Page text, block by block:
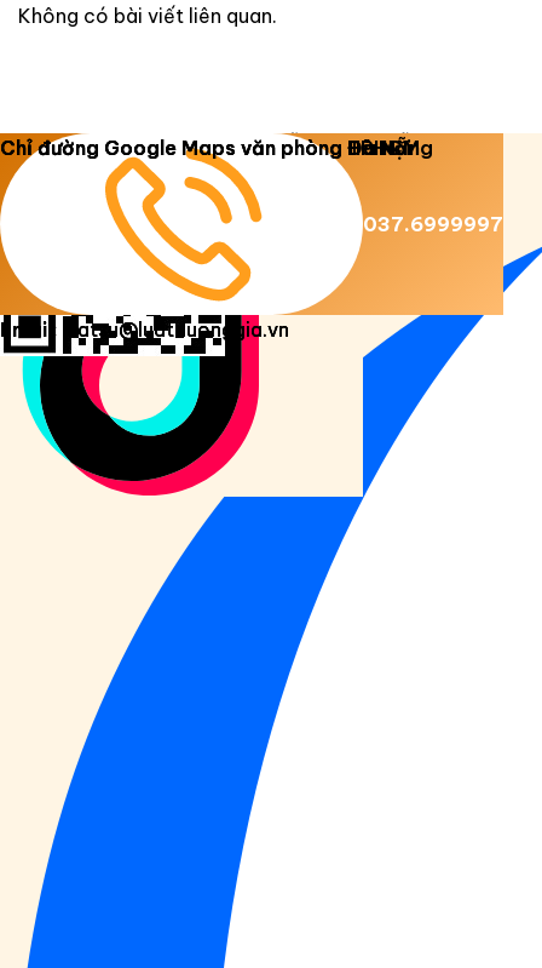
Không có bài viết liên quan.
Copyright 2026 © Luật Dương Gia